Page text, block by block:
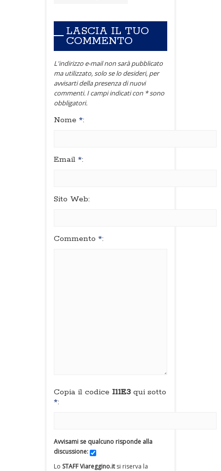
LASCIA IL TUO
COMMENTO
L'indirizzo e-mail non sarà pubblicato
ma utilizzato, solo se lo desideri, per
avvisarti della presenza di nuovi
commenti. I campi indicati con * sono
obbligatori.
Nome *:
Email *:
Sito Web:
Commento *:
Copia il codice I11E3 qui sotto
*:
Avvisami se qualcuno risponde alla
discussione:
Lo STAFF Viareggino.itsi riserva la